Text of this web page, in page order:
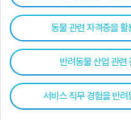
동물 관련 자격증을
반려동물 산업 관련
서비스 직무 경험을 반